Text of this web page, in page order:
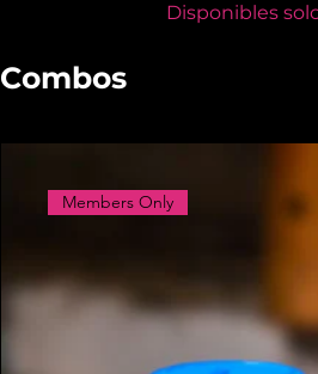
Disponibles
Combos
Members Only